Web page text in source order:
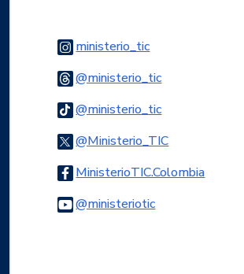
ministerio_ticLogo Instagram
@ministerio_ticLogo Threads
@ministerio_ticLogo Tiktok
@Ministerio_TICLogo Twitter
MinisterioTIC.ColombiaLogo
@ministerioticLogo Youtube